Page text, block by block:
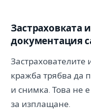
Застраховката
документация
Застрахователите
кражба трябва да
и снимка. Това не
за изплащане.